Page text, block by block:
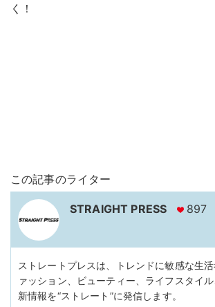
く！
この記事のライター
STRAIGHT PRESS 897
ストレートプレスは、トレンドに敏感な生
ァッション、ビューティー、ライフスタイ
新情報を“ストレート”に発信します。